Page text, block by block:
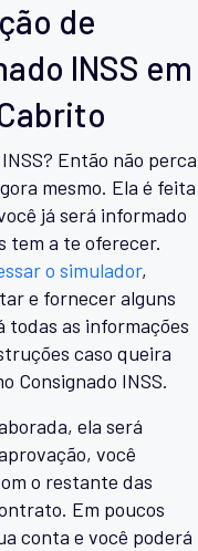
de
INSS em
Então não perca
mesmo. Ela é feita
já será informado
tem a te oferecer.
o simulador,
e fornecer alguns
todas as informações
caso queira
Consignado INSS.
ela será
você
o restante das
Em poucos
conta e você poderá